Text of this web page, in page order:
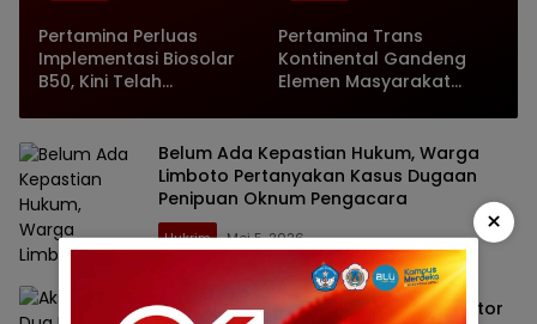
Pertamina Perluas
Implementasi Biosolar
B50, Kini Telah
Pertamina Trans
Kontinental Gandeng
Elemen Masyarakat
di Bitung
Belum Ada Kepastian Hukum, Warga
Limboto Pertanyakan Kasus Dugaan
Penipuan Oknum Pengacara
Hukrim Mei 5, 2026
Aksi Nekat Dua Pemuda: Curi AC Kantor
×